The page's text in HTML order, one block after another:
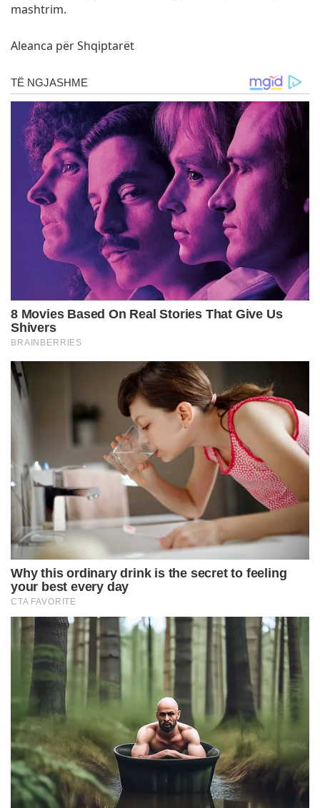
mashtrim.
Aleanca për Shqiptarët